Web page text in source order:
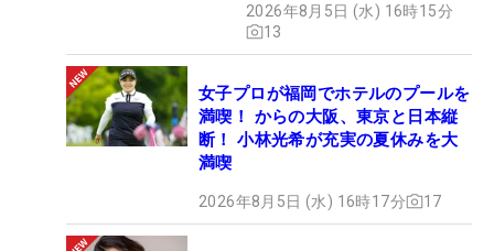
2026年8月5日 (水) 16時15分
13
女子プロが福岡でホテルのプールを
満喫！ からの大阪、東京と日本縦
断！ 小林光希が充実の夏休みを大
満喫
2026年8月5日 (水) 16時17分 17